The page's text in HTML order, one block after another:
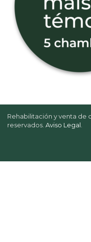
Rehabilitación y venta de
reservados. Aviso Legal